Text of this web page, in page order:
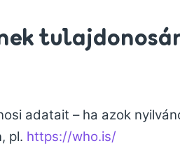
adatait – ha azok
pl. https://who.is/